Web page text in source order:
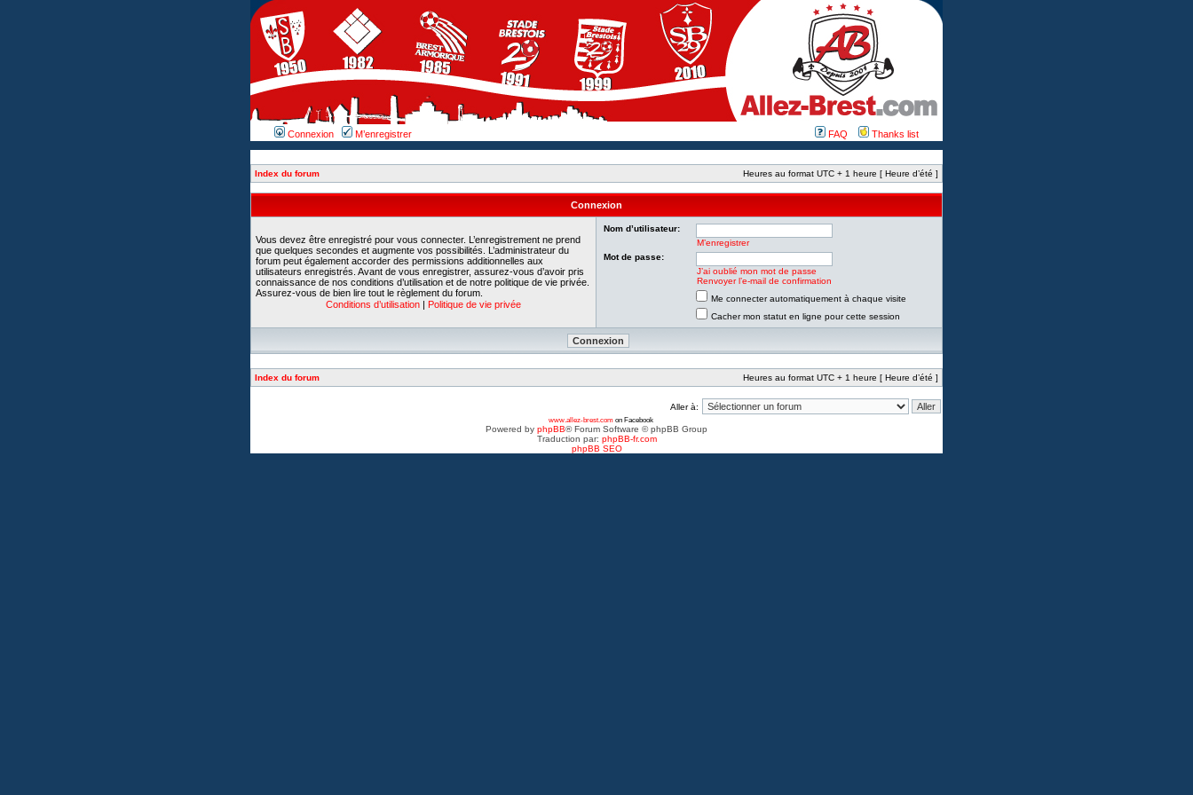
Connexion M’enregistrer FAQ Thanks list
Index du forum Heures au format UTC + 1 heure [ Heure d’été ]
Connexion
Vous devez être enregistré pour vous connecter. L’enregistrement ne prend
que quelques secondes et augmente vos possibilités. L’administrateur du
forum peut également accorder des permissions additionnelles aux
utilisateurs enregistrés. Avant de vous enregistrer, assurez-vous d’avoir pris
connaissance de nos conditions d’utilisation et de notre politique de vie privée.
Assurez-vous de bien lire tout le règlement du forum.
Conditions d’utilisation | Politique de vie privée
Nom d’utilisateur:
M’enregistrer
Mot de passe:
J’ai oublié mon mot de passe
Renvoyer l’e-mail de confirmation
Me connecter automatiquement à chaque visite
Cacher mon statut en ligne pour cette session
Index du forum Heures au format UTC + 1 heure [ Heure d’été ]
Aller à:
www.allez-brest.com on Facebook
Powered by phpBB® Forum Software © phpBB Group
Traduction par: phpBB-fr.com
phpBB SEO